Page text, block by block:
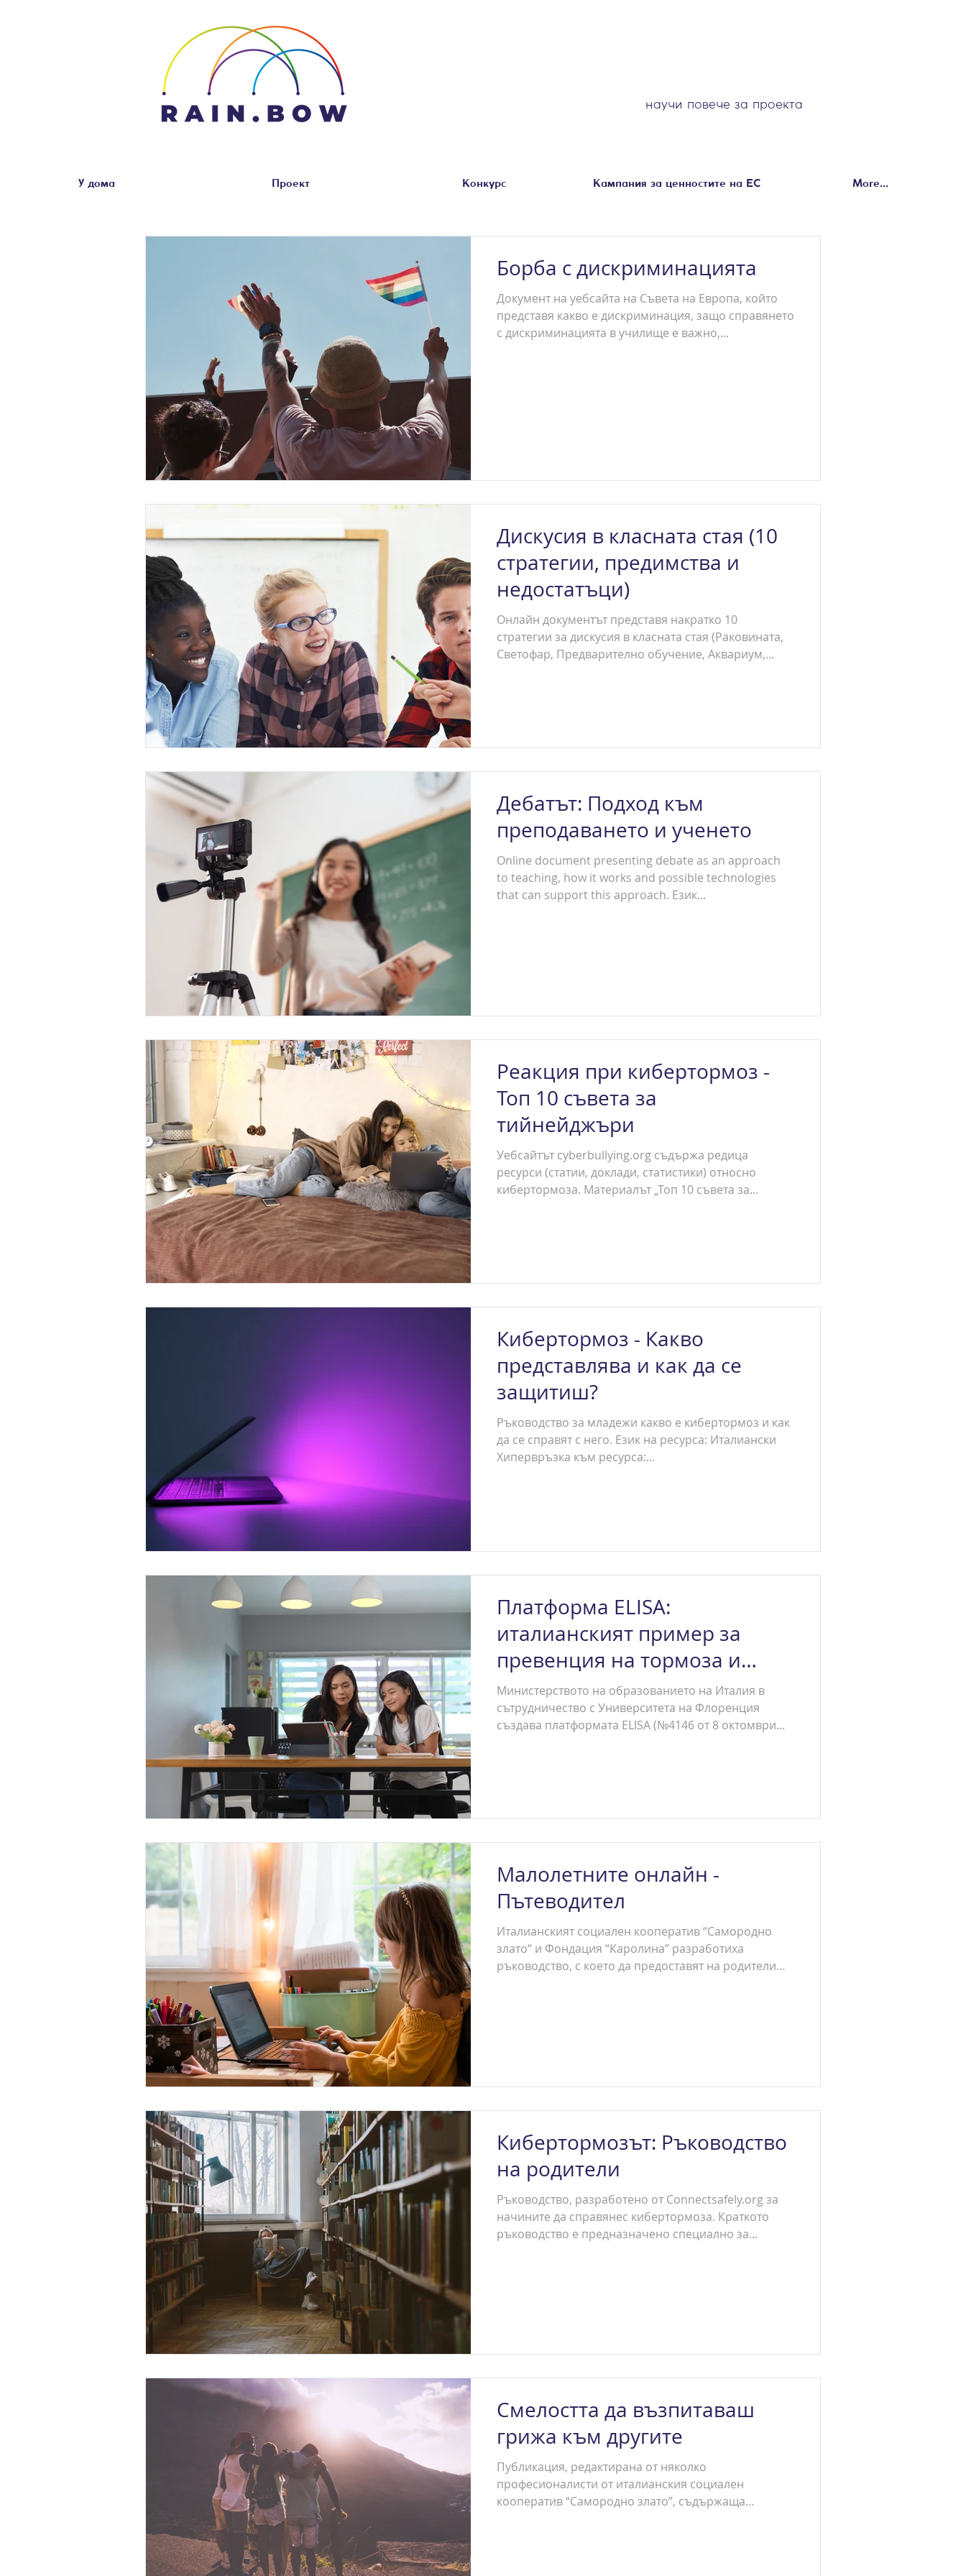
научи повече за проекта
У дома Проект Конкурс Кампания за ценностите на ЕС More...
Борба с дискриминацията
Документ на уебсайта на Съвета на Европа, който
представя какво е дискриминация, защо справянето
с дискриминацията в училище е важно,...
Дискусия в класната стая (10
стратегии, предимства и
недостатъци)
Онлайн документът представя накратко 10
стратегии за дискусия в класната стая (Раковината,
Светофар, Предварително обучение, Аквариум,...
Дебатът: Подход към
преподаването и ученето
Online document presenting debate as an approach
to teaching, how it works and possible technologies
that can support this approach. Език...
Реакция при кибертормоз -
Топ 10 съвета за
тийнейджъри
Уебсайтът cyberbullying.org съдържа редица
ресурси (статии, доклади, статистики) относно
кибертормоза. Материалът „Топ 10 съвета за...
Кибертормоз - Какво
представлява и как да се
защитиш?
Ръководство за младежи какво е кибертормоз и как
да се справят с него. Език на ресурса: Италиански
Хипервръзка към ресурса:...
Платформа ELISA:
италианският пример за
превенция на тормоза и
кибертормоза
Министерството на образованието на Италия в
сътрудничество с Университета на Флоренция
създава платформата ELISA (№4146 от 8 октомври...
Малолетните онлайн -
Пътеводител
Италианският социален кооператив “Самородно
злато“ и Фондация “Каролина” разработиха
ръководство, с което да предоставят на родители
Кибертормозът: Ръководство
на родители
Ръководство, разработено от Connectsafely.org за
начините да справянес кибертормоза. Краткото
ръководство е предназначено специално за...
Смелостта да възпитаваш
грижа към другите
Публикация, редактирана от няколко
професионалисти от италианския социален
кооператив “Самородно злато”, съдържаща